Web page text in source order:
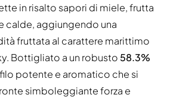
in risalto sapori di miele, frutta
calde, aggiungendo una
fruttata al carattere marittimo
Bottigliato a un robusto 58.3%
potente e aromatico che si
simboleggiante forza e